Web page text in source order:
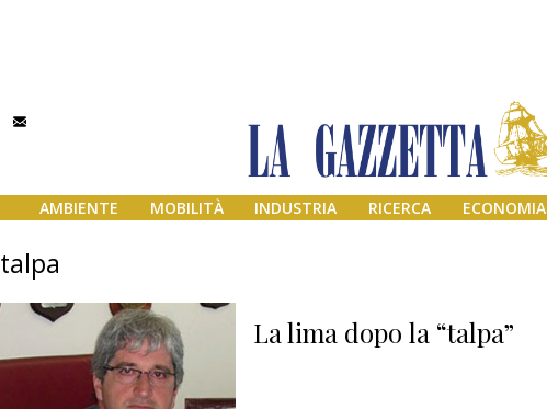
AMBIENTE MOBILITÀ INDUSTRIA RICERCA ECONOMIA
talpa
La lima dopo la “talpa”